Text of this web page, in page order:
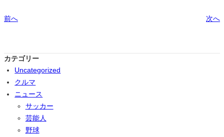
前へ 次へ
カテゴリー
Uncategorized
クルマ
ニュース
サッカー
芸能人
野球